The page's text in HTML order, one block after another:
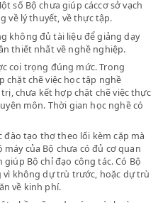
hình thức kèm cặp, mới thực
cả năm. Công tác bổ túc nghề
tỷ lệ rất thấp.
tác bổ túc nghề nghiệp và
Một số Bộ chưa giúp cáccơ sở
về lý thuyết, về thực tập.
không đủ tài liệu để giảng
cần thiết nhất về nghề nghiệp.
coi trọng đúng mức. Trong
chặt chẽ việc học tập nghề
trị, chưa kết hợp chặt chẽ
môn. Thời gian học